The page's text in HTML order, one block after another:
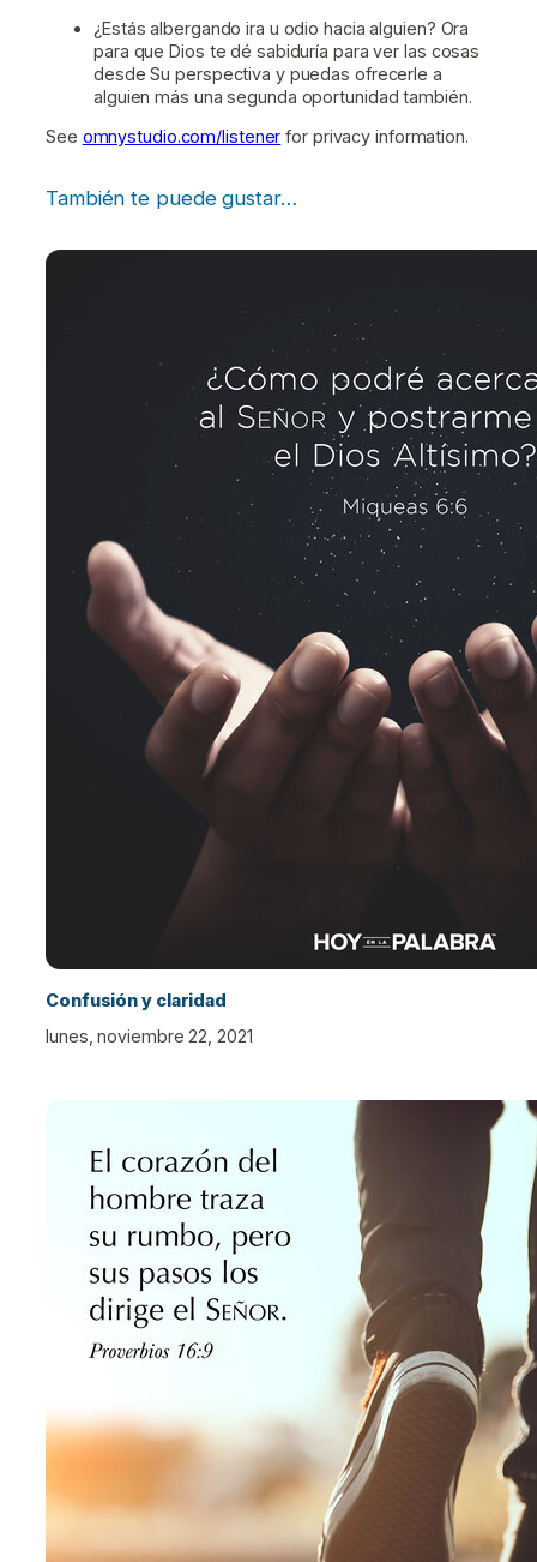
¿Estás albergando ira u odio hacia alguien? Ora
para que Dios te dé sabiduría para ver las cosas
desde Su perspectiva y puedas ofrecerle a
alguien más una segunda oportunidad también.
See omnystudio.com/listener for privacy information.
También te puede gustar…
Confusión y claridad
lunes, noviembre 22, 2021